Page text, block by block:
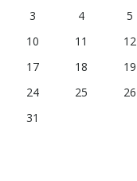
3
4 5
10
11 12
17
18 19
24
25 26
31